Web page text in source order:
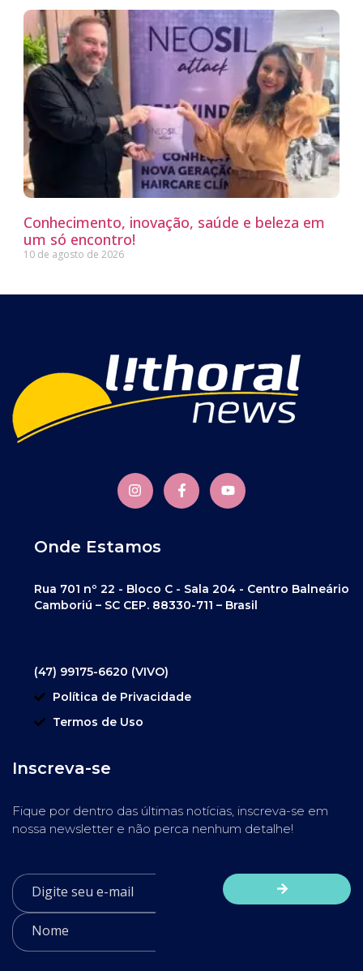
Conhecimento, inovação, saúde e beleza em
um só encontro!
10 de agosto de 2026
Onde Estamos
Rua 701 nº 22 - Bloco C - Sala 204 - Centro Balneário
Camboriú – SC CEP. 88330-711 – Brasil
(47) 99175-6620 (VIVO)
Política de Privacidade
Termos de Uso
Inscreva-se
Fique por dentro das últimas notícias, inscreva-se em
nossa newsletter e não perca nenhum detalhe!